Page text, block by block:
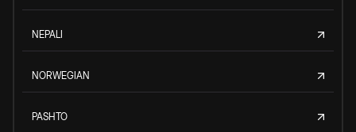
NEPALI
NORWEGIAN
PASHTO